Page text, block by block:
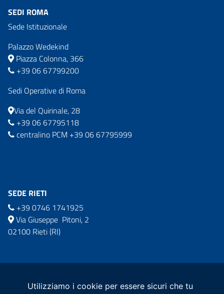
SEDI ROMA
Sede Istituzionale
Palazzo Wedekind
Piazza Colonna, 366
+39 06 67799200
Sedi Operative di Roma
Via del Quirinale, 28
+39 06 67795118
centralino PCM +39 06 67795999
SEDE RIETI
+39 0746 1741925
Via Giuseppe Pitoni, 2
02100 Rieti (RI)
comm.ricostruzionesisma2016@pec.governo.it
Utilizziamo i cookie per essere sicuri che tu